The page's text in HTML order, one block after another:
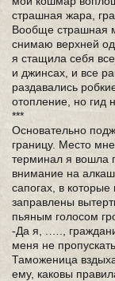
страшная жара,
Вообще страшная
снимаю верхней
я стащила себя
и джинсах, и все
раздавались
отопление, но гид
***
Основательно
границу. Место
терминал я вошла
внимание на
сапогах, в
заправлены
пьяным голосом
-Да я, .….,
меня не
Таможеница
ему, каковы